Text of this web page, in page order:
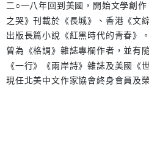
二○一八年回到美國，開始文學創
之哭》刊載於《長城》、香港《文
出版長篇小說《紅黑時代的青春》。
曾為《格調》雜誌專欄作者，並有
《一行》《兩岸詩》雜誌及美國《
現任北美中文作家協會終身會員及